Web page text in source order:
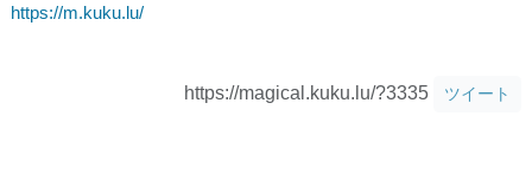
https://m.kuku.lu/
https://magical.kuku.lu/?3335 ツイート